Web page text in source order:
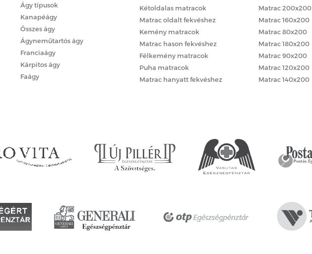
Ágy típusok
Kanapéágy
Összes ágy
Ágyneműtartós ágy
Franciaágy
Kárpitos ágy
Faágy
Kétoldalas matracok
Matrac oldalt fekvéshez
Kemény matracok
Matrac hason fekvéshez
Félkemény matracok
Puha matracok
Matrac hanyatt fekvéshez
Matrac 200x200
Matrac 160x200
Matrac 80x200
Matrac 180x200
Matrac 90x200
Matrac 120x200
Matrac 140x200